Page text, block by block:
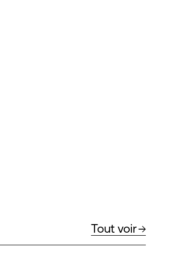
Tout voir